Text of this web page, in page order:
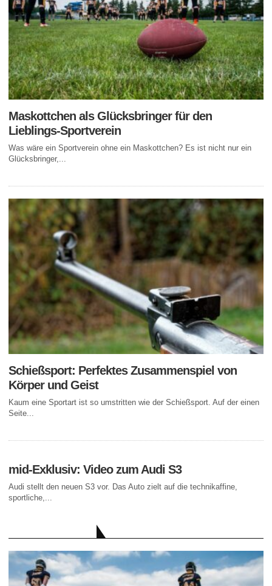
Maskottchen als Glücksbringer für den
Lieblings-Sportverein
Was wäre ein Sportverein ohne ein Maskottchen? Es ist nicht nur ein
Glücksbringer,...
Schießsport: Perfektes Zusammenspiel von
Körper und Geist
Kaum eine Sportart ist so umstritten wie der Schießsport. Auf der einen
Seite...
mid-Exklusiv: Video zum Audi S3
Audi stellt den neuen S3 vor. Das Auto zielt auf die technikaffine,
sportliche,...